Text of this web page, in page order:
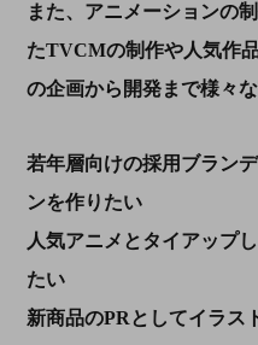
また、アニメーションの
たTVCMの制作や人気作
の企画から開発まで様々
若年層向けの採用ブラン
ンを作りたい
人気アニメとタイアップ
たい
新商品のPRとしてイラス